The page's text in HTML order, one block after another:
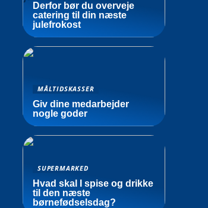
Derfor bør du overveje
catering til din næste
julefrokost
MÅLTIDSKASSER
Giv dine medarbejder
nogle goder
SUPERMARKED
Hvad skal I spise og drikke
til den næste
børnefødselsdag?